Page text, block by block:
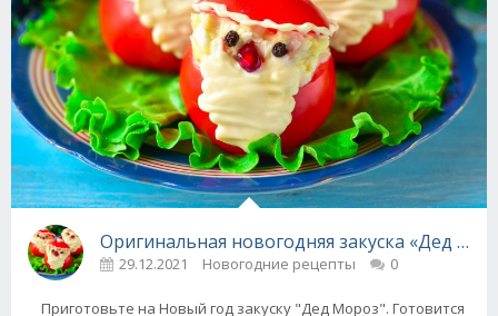
Оригинальная новогодняя закуска «Дед
29.12.2021 Новогодние рецепты 0
Приготовьте на Новый год закуску "Дед Мороз". Готовится